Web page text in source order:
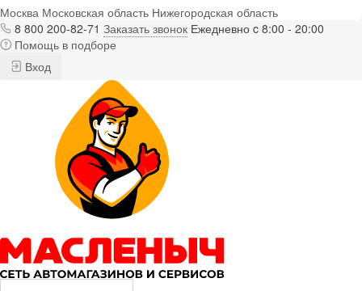
Москва Московская область Нижегородская область
8 800 200-82-71 Заказать звонок Ежедневно c 8:00 - 20:00
Помощь в подборе
Вход